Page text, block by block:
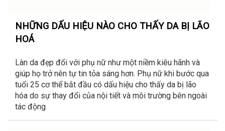
NHỮNG DẤU HIỆU NÀO CHO THẤY DA BỊ LÃO
HOÁ
Làn da đẹp đối với phụ nữ như một niềm kiêu hãnh và
giúp họ trở nên tự tin tỏa sáng hơn. Phụ nữ khi bước qua
tuổi 25 cơ thể bắt đầu có dấu hiệu cho thấy da bị lão
hóa do sự thay đổi của nội tiết và môi trường bên ngoài
tác động